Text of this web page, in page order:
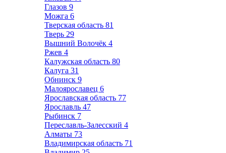
Глазов 9
Можга 6
Тверская область 81
Тверь 29
Вышний Волочёк 4
Ржев 4
Калужская область 80
Калуга 31
Обнинск 9
Малоярославец 6
Ярославская область 77
Ярославль 47
Рыбинск 7
Переславль-Залесский 4
Алматы 73
Владимирская область 71